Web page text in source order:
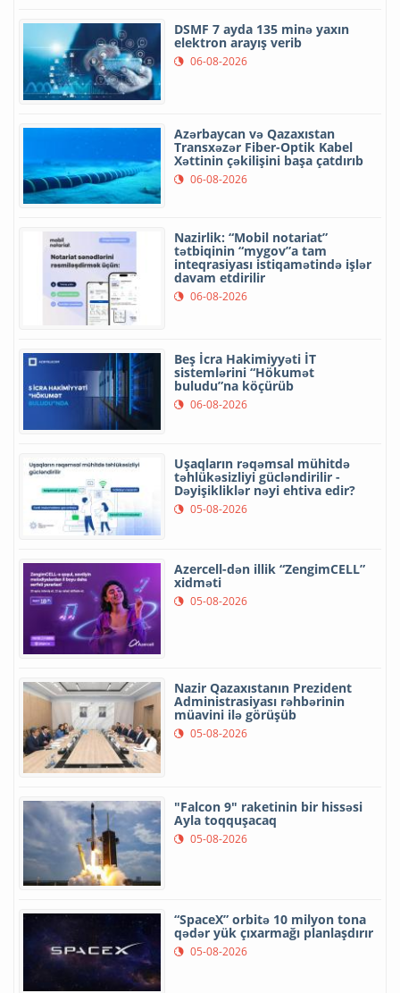
DSMF 7 ayda 135 minə yaxın
elektron arayış verib
06-08-2026
Azərbaycan və Qazaxıstan
Transxəzər Fiber-Optik Kabel
Xəttinin çəkilişini başa çatdırıb
06-08-2026
Nazirlik: “Mobil notariat”
tətbiqinin “mygov”a tam
inteqrasiyası istiqamətində işlər
davam etdirilir
06-08-2026
Beş İcra Hakimiyyəti İT
sistemlərini “Hökumət
buludu”na köçürüb
06-08-2026
Uşaqların rəqəmsal mühitdə
təhlükəsizliyi gücləndirilir -
Dəyişikliklər nəyi ehtiva edir?
05-08-2026
Azercell-dən illik “ZengimCELL”
xidməti
05-08-2026
Nazir Qazaxıstanın Prezident
Administrasiyası rəhbərinin
müavini ilə görüşüb
05-08-2026
"Falcon 9" raketinin bir hissəsi
Ayla toqquşacaq
05-08-2026
“SpaceX” orbitə 10 milyon tona
qədər yük çıxarmağı planlaşdırır
05-08-2026